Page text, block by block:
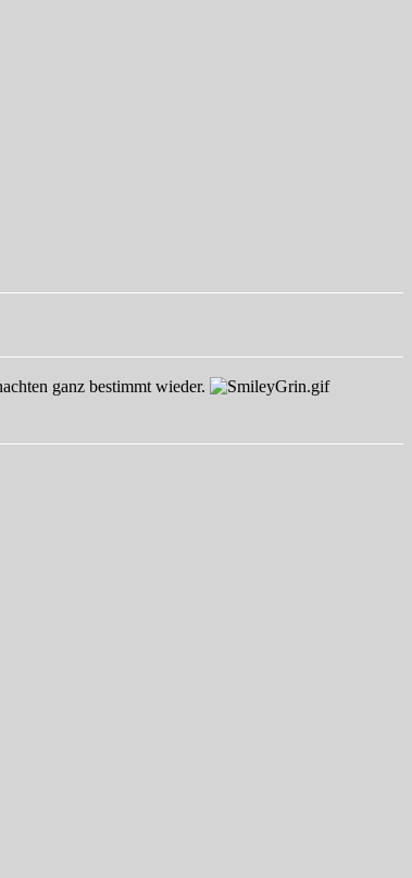
ganz bestimmt wieder.